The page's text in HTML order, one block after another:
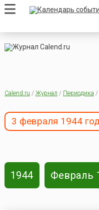
Calend.ru / Журнал / Периодика /
3 февраля 1944
1944 Февраль